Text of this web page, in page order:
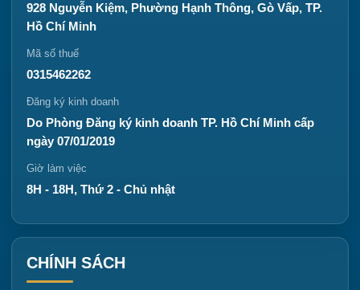
928 Nguyễn Kiệm, Phường Hạnh Thông, Gò Vấp, TP.
Hồ Chí Minh
Mã số thuế
0315462262
Đăng ký kinh doanh
Do Phòng Đăng ký kinh doanh TP. Hồ Chí Minh cấp
ngày 07/01/2019
Giờ làm việc
8H - 18H, Thứ 2 - Chủ nhật
CHÍNH SÁCH